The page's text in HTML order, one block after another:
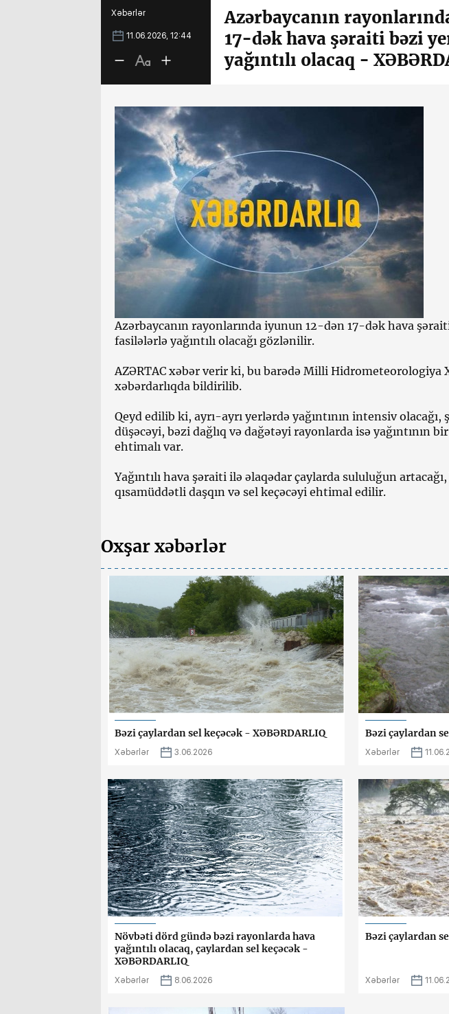
Xəbərlər
11.06.2026, 12:44
Azərbaycanın
17-dək hava şəraiti bəzi
yağıntılı olacaq -
Azərbaycanın rayonlarında iyunun 12-dən 17-dək hava
fasilələrlə yağıntılı olacağı gözlənilir.
AZƏRTAC xəbər verir ki, bu barədə Milli Hidrometeorologiya
xəbərdarlıqda bildirilib.
Qeyd edilib ki, ayrı-ayrı yerlərdə yağıntının intensiv olacağı,
düşəcəyi, bəzi dağlıq və dağətəyi rayonlarda isə yağıntının
ehtimalı var.
Yağıntılı hava şəraiti ilə əlaqədar çaylarda sululuğun
qısamüddətli daşqın və sel keçəcəyi ehtimal edilir.
Oxşar xəbərlər
Bəzi çaylardan sel keçəcək - XƏBƏRDARLIQ
Xəbərlər 3.06.2026
Bəzi çaylardan
Xəbərlər
Növbəti dörd gündə bəzi rayonlarda hava
yağıntılı olacaq, çaylardan sel keçəcək -
XƏBƏRDARLIQ
Xəbərlər 8.06.2026
Bəzi çaylardan
Xəbərlər